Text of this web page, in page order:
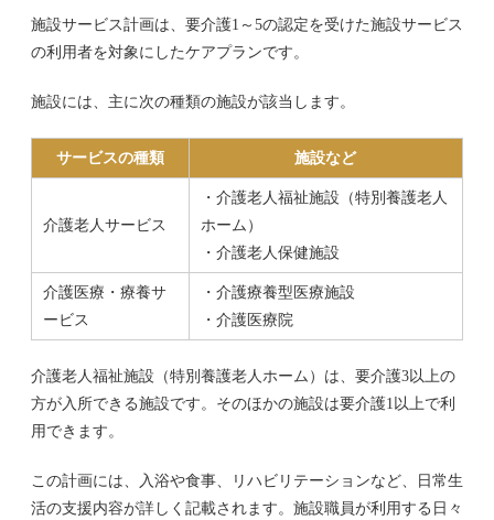
施設サービス計画は、要介護1～5の認定を受けた施設サービス
の利用者を対象にしたケアプランです。
施設には、主に次の種類の施設が該当します。
サービスの種類 施設など
介護老人サービス
・介護老人福祉施設（特別養護老人
ホーム）
・介護老人保健施設
介護医療・療養サ
ービス
・介護療養型医療施設
・介護医療院
介護老人福祉施設（特別養護老人ホーム）は、要介護3以上の
方が入所できる施設です。そのほかの施設は要介護1以上で利
用できます。
この計画には、入浴や食事、リハビリテーションなど、日常生
活の支援内容が詳しく記載されます。施設職員が利用する日々